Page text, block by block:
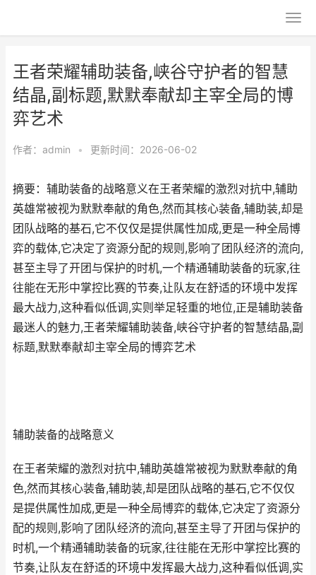
王者荣耀辅助装备,峡谷守护者的智慧
结晶,副标题,默默奉献却主宰全局的博
弈艺术
作者： admin • 更新时间：2026-06-02
摘要：辅助装备的战略意义在王者荣耀的激烈对抗中,辅助
英雄常被视为默默奉献的角色,然而其核心装备,辅助装,却是
团队战略的基石,它不仅仅是提供属性加成,更是一种全局博
弈的载体,它决定了资源分配的规则,影响了团队经济的流向,
甚至主导了开团与保护的时机,一个精通辅助装备的玩家,往
往能在无形中掌控比赛的节奏,让队友在舒适的环境中发挥
最大战力,这种看似低调,实则举足轻重的地位,正是辅助装备
最迷人的魅力,王者荣耀辅助装备,峡谷守护者的智慧结晶,副
标题,默默奉献却主宰全局的博弈艺术
辅助装备的战略意义
在王者荣耀的激烈对抗中,辅助英雄常被视为默默奉献的角
色,然而其核心装备,辅助装,却是团队战略的基石,它不仅仅
是提供属性加成,更是一种全局博弈的载体,它决定了资源分
配的规则,影响了团队经济的流向,甚至主导了开团与保护的
时机,一个精通辅助装备的玩家,往往能在无形中掌控比赛的
节奏,让队友在舒适的环境中发挥最大战力,这种看似低调,实